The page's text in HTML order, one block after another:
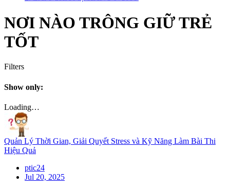
NƠI NÀO TRÔNG GIỮ TRẺ
TỐT
Filters
Show only:
Loading…
Quản Lý Thời Gian, Giải Quyết Stress và Kỹ Năng Làm Bài Thi
Hiệu Quả
ptic24
Jul 20, 2025